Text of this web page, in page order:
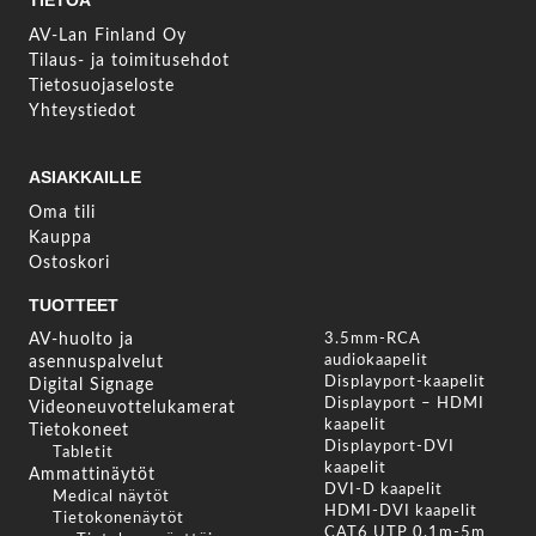
AV-Lan Finland Oy
Tilaus- ja toimitusehdot
Tietosuojaseloste
Yhteystiedot
ASIAKKAILLE
Oma tili
Kauppa
Ostoskori
TUOTTEET
AV-huolto ja
asennuspalvelut
Digital Signage
Videoneuvottelukamerat
Tietokoneet
Tabletit
Ammattinäytöt
Medical näytöt
Tietokonenäytöt
3.5mm-RCA
audiokaapelit
Displayport-kaapelit
Displayport – HDMI
kaapelit
Displayport-DVI
kaapelit
DVI-D kaapelit
HDMI-DVI kaapelit